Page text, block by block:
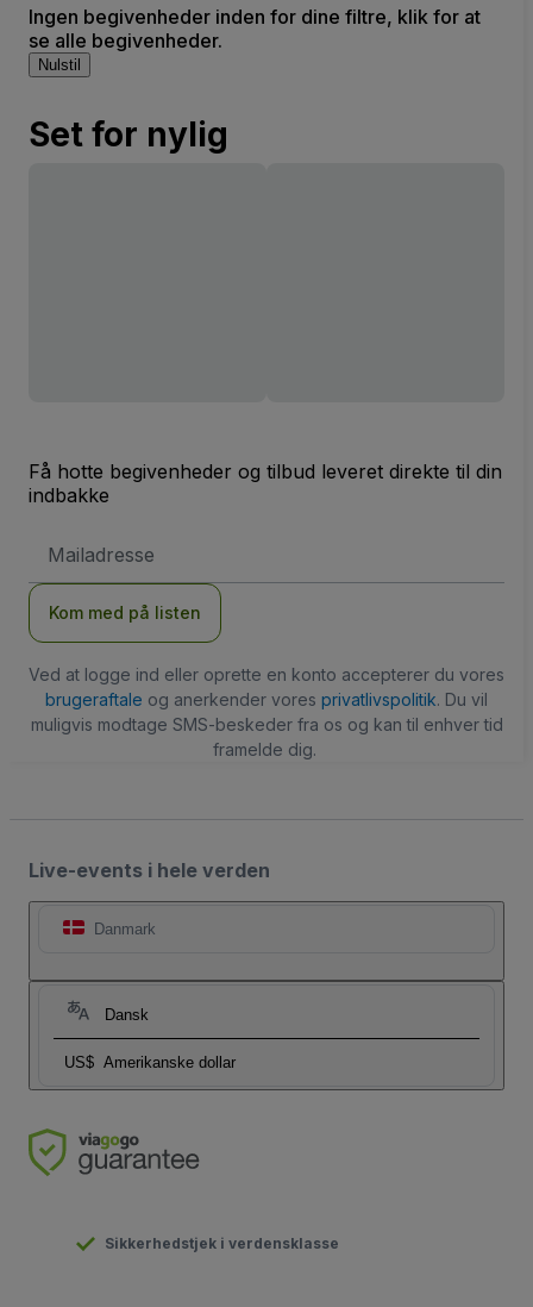
Ingen begivenheder inden for dine filtre, klik for at
se alle begivenheder.
Nulstil
Set for nylig
Få hotte begivenheder og tilbud leveret direkte til din
indbakke
adresse
Kom med på listen
Ved at logge ind eller oprette en konto accepterer du vores
brugeraftale og anerkender vores privatlivspolitik. Du vil
muligvis modtage SMS-beskeder fra os og kan til enhver tid
framelde dig.
Live-events i hele verden
Danmark
Dansk
US$ Amerikanske dollar
Sikkerhedstjek i verdensklasse